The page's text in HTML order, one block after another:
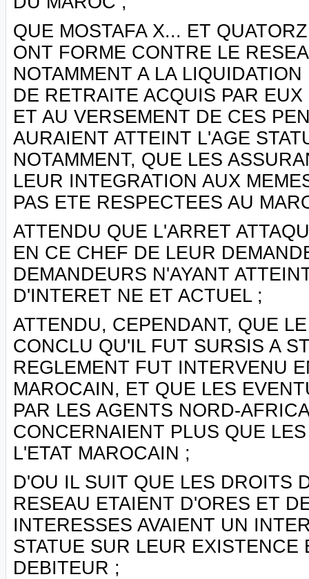
QUE MOSTAFA X... ET
ONT FORME CONTRE LE
NOTAMMENT A LA
DE RETRAITE ACQUIS PAR
ET AU VERSEMENT DE CES
AURAIENT ATTEINT L'AGE
NOTAMMENT, QUE LES
LEUR INTEGRATION AUX
PAS ETE RESPECTEES AU
ATTENDU QUE L'ARRET
EN CE CHEF DE LEUR
DEMANDEURS N'AYANT
D'INTERET NE ET ACTUEL ;
ATTENDU, CEPENDANT, QUE
CONCLU QU'IL FUT SURSIS A
REGLEMENT FUT INTERVENU
MAROCAIN, ET QUE LES
PAR LES AGENTS NORD-
CONCERNAIENT PLUS QUE
L'ETAT MAROCAIN ;
D'OU IL SUIT QUE LES DROITS
RESEAU ETAIENT D'ORES ET
INTERESSES AVAIENT UN
STATUE SUR LEUR
DEBITEUR ;